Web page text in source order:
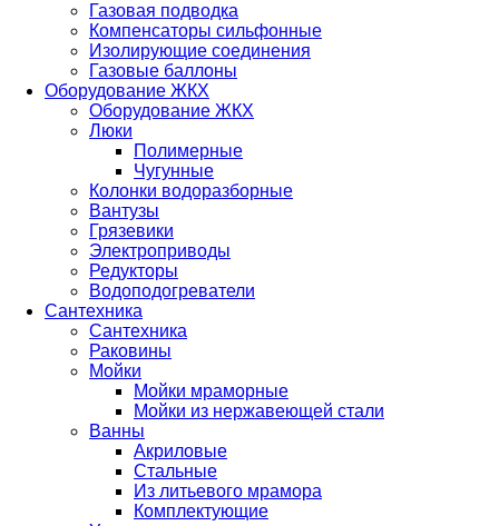
Газовая подводка
Компенсаторы сильфонные
Изолирующие соединения
Газовые баллоны
Оборудование ЖКХ
Оборудование ЖКХ
Люки
Полимерные
Чугунные
Колонки водоразборные
Вантузы
Грязевики
Электроприводы
Редукторы
Водоподогреватели
Сантехника
Сантехника
Раковины
Мойки
Мойки мраморные
Мойки из нержавеющей стали
Ванны
Акриловые
Стальные
Из литьевого мрамора
Комплектующие